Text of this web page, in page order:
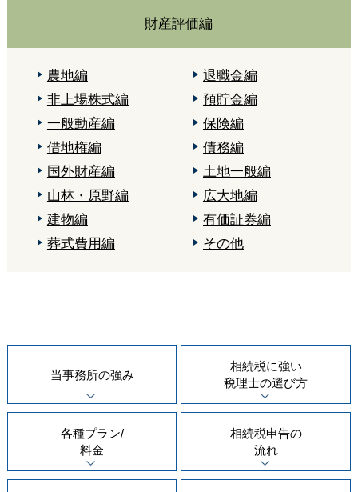
財産評価編
農地編
退職金編
非上場株式編
預貯金編
一般動産編
保険編
借地権編
債務編
国外財産編
土地一般編
山林・原野編
広大地編
建物編
有価証券編
葬式費用編
その他
当事務所の強み
相続税に強い
税理士の選び方
各種プラン/
料金
相続税申告の
流れ